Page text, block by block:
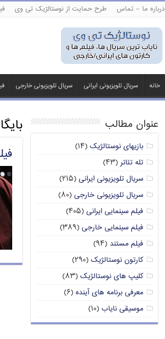
درباره ما – تماس طرح حمایت از نوستالژیک تی وی
خانه سریال تلویزیونی ایرانی سریال تلویزیونی خارجی
عنوان مطالب
بازیهای نوستالژیک (۱۴)
تله تئاتر(۴۳)
سریال تلویزیونی ایرانی (۲۱۵)
سریال تلویزیونی خارجی (۸۰)
فیلم سینمایی ایرانی (۴۰۵)
فیلم سینمایی خارجی (۳۸۹)
فیلم مستند (۹۴)
کارتون نوستالژیک (۲۹۰)
کلیپ های نوستالژیک (۸۳)
معرفی برنامه های آینده (۶)
موسیقی نایاب (۱۰)